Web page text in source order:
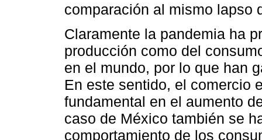
comparación al mismo lapso
Claramente la pandemia ha
producción como del
en el mundo, por lo que han
En este sentido, el comercio
fundamental en el aumento
caso de México también se
comportamiento de los